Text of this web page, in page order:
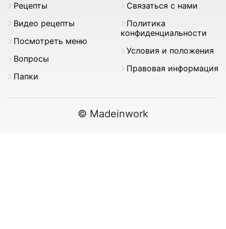
Pецепты
Видео рецепты
Посмотреть меню
Вопросы
Папки
Связаться с нами
Политика
конфиденциальности
Условия и положения
Правовая информация
© Madeinwork